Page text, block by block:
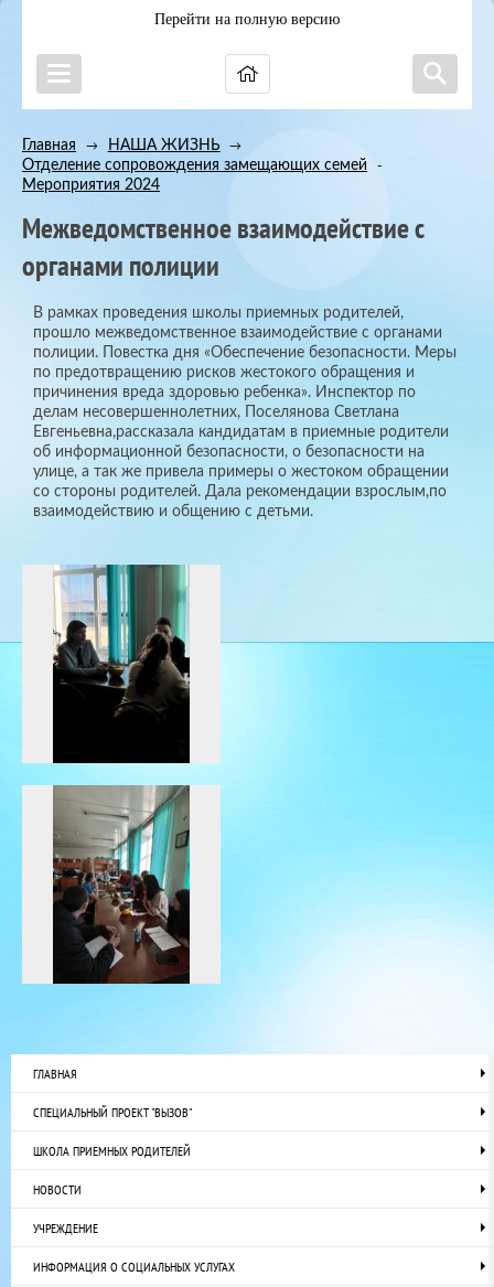
Перейти на полную версию
Главная → НАША ЖИЗНЬ →
Отделение сопровождения замещающих семей →
Мероприятия 2024
Межведомственное взаимодействие с
органами полиции
В рамках проведения школы приемных родителей,
прошло межведомственное взаимодействие с органами
полиции. Повестка дня «Обеспечение безопасности. Меры
по предотвращению рисков жестокого обращения и
причинения вреда здоровью ребенка». Инспектор по
делам несовершеннолетних, Поселянова Светлана
Евгеньевна,рассказала кандидатам в приемные родители
об информационной безопасности, о безопасности на
улице, а так же привела примеры о жестоком обращении
со стороны родителей. Дала рекомендации взрослым,по
взаимодействию и общению с детьми.
ГЛАВНАЯ
СПЕЦИАЛЬНЫЙ ПРОЕКТ "ВЫЗОВ"
ШКОЛА ПРИЕМНЫХ РОДИТЕЛЕЙ
НОВОСТИ
УЧРЕЖДЕНИЕ
ИНФОРМАЦИЯ О СОЦИАЛЬНЫХ УСЛУГАХ